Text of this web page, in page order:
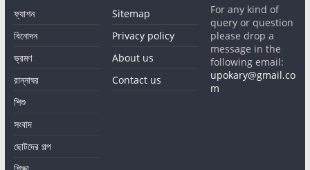
ফ্যাশন
বিনোদন
ভ্রমণ
রান্নাঘর
শিশু
সংবাদ
ছোটদের গল্প
Sitemap
Privacy policy
About us
Contact us
For any kind of
query or question
please drop a
message in the
following email:
upokary@gmail.co
m